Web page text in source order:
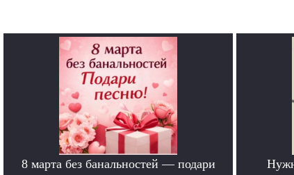
8 марта без банальностей — подари